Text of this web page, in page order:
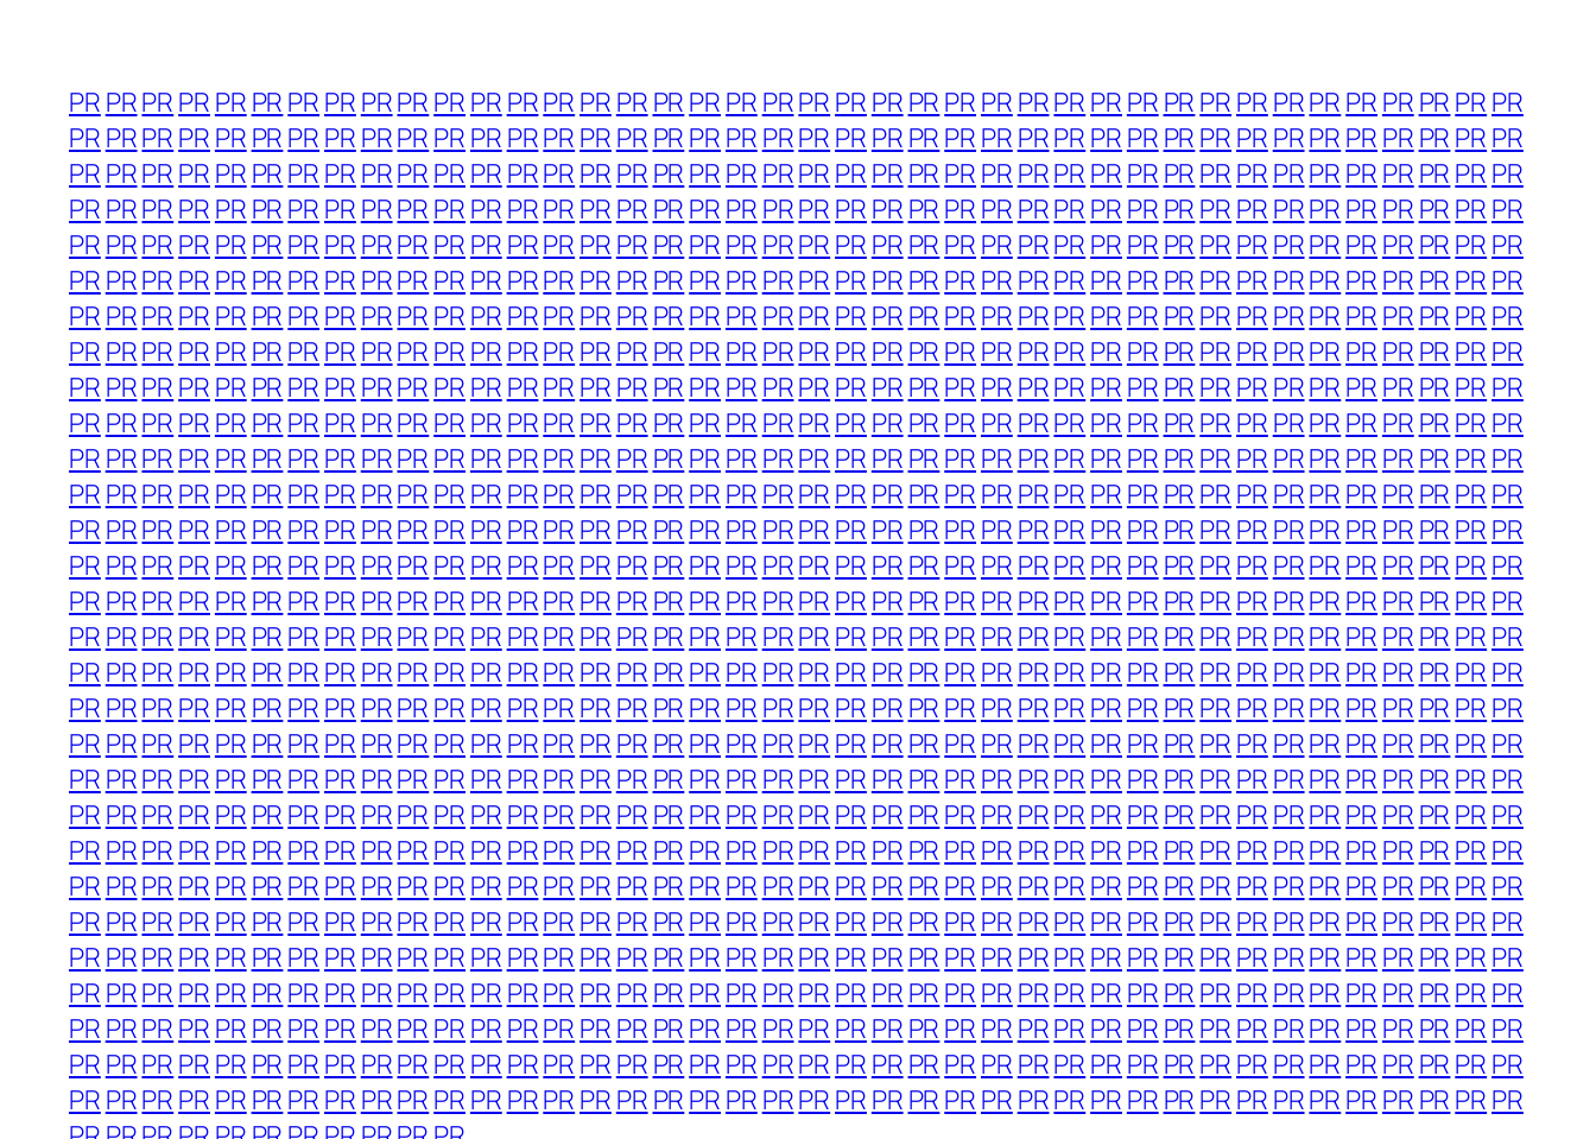
PR PRPR PR PR PR PR PR PRPR PR PR PRPR PR PR PR PR PR PRPR PR PR PR PR PR PRPR PR PR PR PR PR PRPR PR PR PR PR PR
PR PRPR PR PR PR PR PR PRPR PR PR PRPR PR PR PR PR PR PRPR PR PR PR PR PR PRPR PR PR PR PR PR PRPR PR PR PR PR PR
PR PRPR PR PR PR PR PR PRPR PR PR PRPR PR PR PR PR PR PRPR PR PR PR PR PR PRPR PR PR PR PR PR PRPR PR PR PR PR PR
PR PRPR PR PR PR PR PR PRPR PR PR PRPR PR PR PR PR PR PRPR PR PR PR PR PR PRPR PR PR PR PR PR PRPR PR PR PR PR PR
PR PRPR PR PR PR PR PR PRPR PR PR PRPR PR PR PR PR PR PRPR PR PR PR PR PR PRPR PR PR PR PR PR PRPR PR PR PR PR PR
PR PRPR PR PR PR PR PR PRPR PR PR PRPR PR PR PR PR PR PRPR PR PR PR PR PR PRPR PR PR PR PR PR PRPR PR PR PR PR PR
PR PRPR PR PR PR PR PR PRPR PR PR PRPR PR PR PR PR PR PRPR PR PR PR PR PR PRPR PR PR PR PR PR PRPR PR PR PR PR PR
PR PRPR PR PR PR PR PR PRPR PR PR PRPR PR PR PR PR PR PRPR PR PR PR PR PR PRPR PR PR PR PR PR PRPR PR PR PR PR PR
PR PRPR PR PR PR PR PR PRPR PR PR PRPR PR PR PR PR PR PRPR PR PR PR PR PR PRPR PR PR PR PR PR PRPR PR PR PR PR PR
PR PRPR PR PR PR PR PR PRPR PR PR PRPR PR PR PR PR PR PRPR PR PR PR PR PR PRPR PR PR PR PR PR PRPR PR PR PR PR PR
PR PRPR PR PR PR PR PR PRPR PR PR PRPR PR PR PR PR PR PRPR PR PR PR PR PR PRPR PR PR PR PR PR PRPR PR PR PR PR PR
PR PRPR PR PR PR PR PR PRPR PR PR PRPR PR PR PR PR PR PRPR PR PR PR PR PR PRPR PR PR PR PR PR PRPR PR PR PR PR PR
PR PRPR PR PR PR PR PR PRPR PR PR PRPR PR PR PR PR PR PRPR PR PR PR PR PR PRPR PR PR PR PR PR PRPR PR PR PR PR PR
PR PRPR PR PR PR PR PR PRPR PR PR PRPR PR PR PR PR PR PRPR PR PR PR PR PR PRPR PR PR PR PR PR PRPR PR PR PR PR PR
PR PRPR PR PR PR PR PR PRPR PR PR PRPR PR PR PR PR PR PRPR PR PR PR PR PR PRPR PR PR PR PR PR PRPR PR PR PR PR PR
PR PRPR PR PR PR PR PR PRPR PR PR PRPR PR PR PR PR PR PRPR PR PR PR PR PR PRPR PR PR PR PR PR PRPR PR PR PR PR PR
PR PRPR PR PR PR PR PR PRPR PR PR PRPR PR PR PR PR PR PRPR PR PR PR PR PR PRPR PR PR PR PR PR PRPR PR PR PR PR PR
PR PRPR PR PR PR PR PR PRPR PR PR PRPR PR PR PR PR PR PRPR PR PR PR PR PR PRPR PR PR PR PR PR PRPR PR PR PR PR PR
PR PRPR PR PR PR PR PR PRPR PR PR PRPR PR PR PR PR PR PRPR PR PR PR PR PR PRPR PR PR PR PR PR PRPR PR PR PR PR PR
PR PRPR PR PR PR PR PR PRPR PR PR PRPR PR PR PR PR PR PRPR PR PR PR PR PR PRPR PR PR PR PR PR PRPR PR PR PR PR PR
PR PRPR PR PR PR PR PR PRPR PR PR PRPR PR PR PR PR PR PRPR PR PR PR PR PR PRPR PR PR PR PR PR PRPR PR PR PR PR PR
PR PRPR PR PR PR PR PR PRPR PR PR PRPR PR PR PR PR PR PRPR PR PR PR PR PR PRPR PR PR PR PR PR PRPR PR PR PR PR PR
PR PRPR PR PR PR PR PR PRPR PR PR PRPR PR PR PR PR PR PRPR PR PR PR PR PR PRPR PR PR PR PR PR PRPR PR PR PR PR PR
PR PRPR PR PR PR PR PR PRPR PR PR PRPR PR PR PR PR PR PRPR PR PR PR PR PR PRPR PR PR PR PR PR PRPR PR PR PR PR PR
PR PRPR PR PR PR PR PR PRPR PR PR PRPR PR PR PR PR PR PRPR PR PR PR PR PR PRPR PR PR PR PR PR PRPR PR PR PR PR PR
PR PRPR PR PR PR PR PR PRPR PR PR PRPR PR PR PR PR PR PRPR PR PR PR PR PR PRPR PR PR PR PR PR PRPR PR PR PR PR PR
PR PRPR PR PR PR PR PR PRPR PR PR PRPR PR PR PR PR PR PRPR PR PR PR PR PR PRPR PR PR PR PR PR PRPR PR PR PR PR PR
PR PRPR PR PR PR PR PR PRPR PR PR PRPR PR PR PR PR PR PRPR PR PR PR PR PR PRPR PR PR PR PR PR PRPR PR PR PR PR PR
PR PRPR PR PR PR PR PR PRPR PR PR PRPR PR PR PR PR PR PRPR PR PR PR PR PR PRPR PR PR PR PR PR PRPR PR PR PR PR PR